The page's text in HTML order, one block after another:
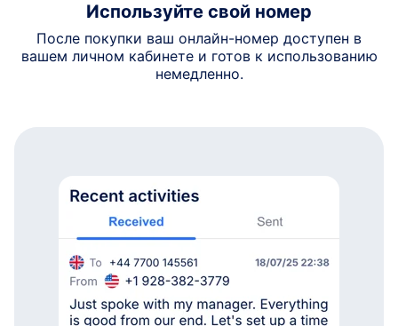
Используйте свой номер
После покупки ваш онлайн-номер доступен в
вашем личном кабинете и готов к использованию
немедленно.